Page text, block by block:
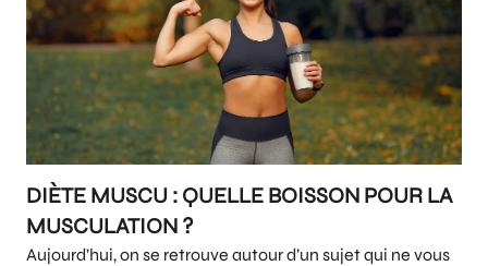
DIÈTE MUSCU : QUELLE BOISSON POUR LA
MUSCULATION ?
Aujourd’hui, on se retrouve autour d’un sujet qui ne vous